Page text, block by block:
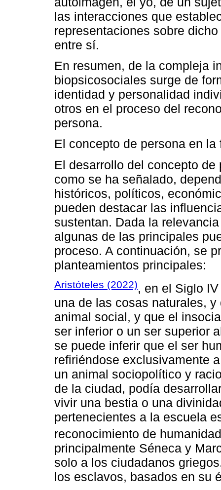
las interacciones que
representaciones sobre
entre sí.
En resumen, de la compleja
biopsicosociales surge de
identidad y personalidad
otros en el proceso del
persona.
El concepto de persona en
El desarrollo del concepto
como se ha señalado,
históricos, políticos,
pueden destacar las
sustentan. Dada la
algunas de las principales
proceso. A continuación, se
planteamientos principales:
Aristóteles (2022), en el Siglo
una de las cosas naturales,
animal social, y que el
ser inferior o un ser superior
se puede inferir que el ser
refiriéndose exclusivamente
un animal sociopolítico y
de la ciudad, podía
vivir una bestia o una
pertenecientes a la escuela
reconocimiento de
principalmente Séneca y
solo a los ciudadanos
los esclavos, basados en su